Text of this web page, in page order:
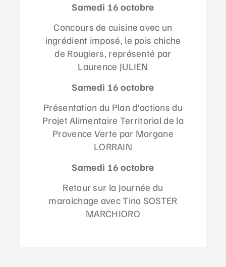
Samedi 16 octobre
Concours de cuisine avec un
ingrédient imposé, le pois chiche
de Rougiers, représenté par
Laurence JULIEN
Samedi 16 octobre
Présentation du Plan d’actions du
Projet Alimentaire Territorial de la
Provence Verte par Morgane
LORRAIN
Samedi 16 octobre
Retour sur la Journée du
maraichage avec Tina SOSTER
MARCHIORO